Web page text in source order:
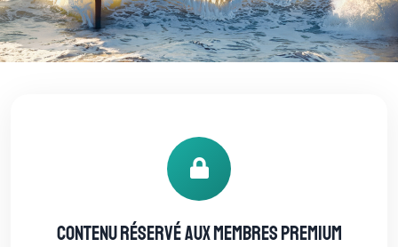
Contenu réservé aux membres Premium